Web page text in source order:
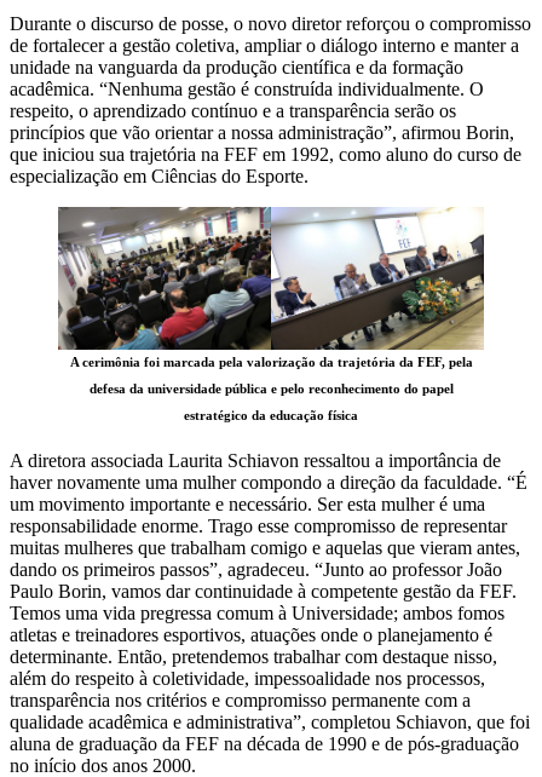
Durante o discurso de posse, o novo diretor reforçou o compromisso
de fortalecer a gestão coletiva, ampliar o diálogo interno e manter a
unidade na vanguarda da produção científica e da formação
acadêmica. “Nenhuma gestão é construída individualmente. O
respeito, o aprendizado contínuo e a transparência serão os
princípios que vão orientar a nossa administração”, afirmou Borin,
que iniciou sua trajetória na FEF em 1992, como aluno do curso de
especialização em Ciências do Esporte.
A cerimônia foi marcada pela valorização da trajetória da FEF, pela
defesa da universidade pública e pelo reconhecimento do papel
estratégico da educação física
A diretora associada Laurita Schiavon ressaltou a importância de
haver novamente uma mulher compondo a direção da faculdade. “É
um movimento importante e necessário. Ser esta mulher é uma
responsabilidade enorme. Trago esse compromisso de representar
muitas mulheres que trabalham comigo e aquelas que vieram antes,
dando os primeiros passos”, agradeceu. “Junto ao professor João
Paulo Borin, vamos dar continuidade à competente gestão da FEF.
Temos uma vida pregressa comum à Universidade; ambos fomos
atletas e treinadores esportivos, atuações onde o planejamento é
determinante. Então, pretendemos trabalhar com destaque nisso,
além do respeito à coletividade, impessoalidade nos processos,
transparência nos critérios e compromisso permanente com a
qualidade acadêmica e administrativa”, completou Schiavon, que foi
aluna de graduação da FEF na década de 1990 e de pós-graduação
no início dos anos 2000.